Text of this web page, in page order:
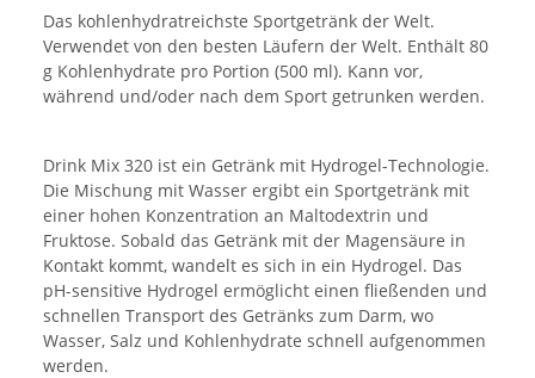
Das kohlenhydratreichste Sportgetränk der Welt.
Verwendet von den besten Läufern der Welt. Enthält 80
g Kohlenhydrate pro Portion (500 ml). Kann vor,
während und/oder nach dem Sport getrunken werden.
Drink Mix 320 ist ein Getränk mit Hydrogel-Technologie.
Die Mischung mit Wasser ergibt ein Sportgetränk mit
einer hohen Konzentration an Maltodextrin und
Fruktose. Sobald das Getränk mit der Magensäure in
Kontakt kommt, wandelt es sich in ein Hydrogel. Das
pH-sensitive Hydrogel ermöglicht einen fließenden und
schnellen Transport des Getränks zum Darm, wo
Wasser, Salz und Kohlenhydrate schnell aufgenommen
werden.